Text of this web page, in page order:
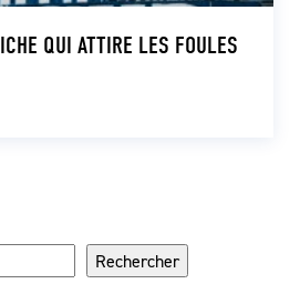
QUI ATTIRE LES FOULES
Rechercher